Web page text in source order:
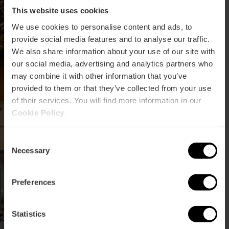
This website uses cookies
We use cookies to personalise content and ads, to
provide social media features and to analyse our traffic.
We also share information about your use of our site with
our social media, advertising and analytics partners who
may combine it with other information that you’ve
provided to them or that they’ve collected from your use
of their services. You will find more information in our
Cookie Policy
Selection
Necessary
Preferences
Statistics
Concert « Delirio Amoroso
» à Valencia
Devereux» à Les Arts